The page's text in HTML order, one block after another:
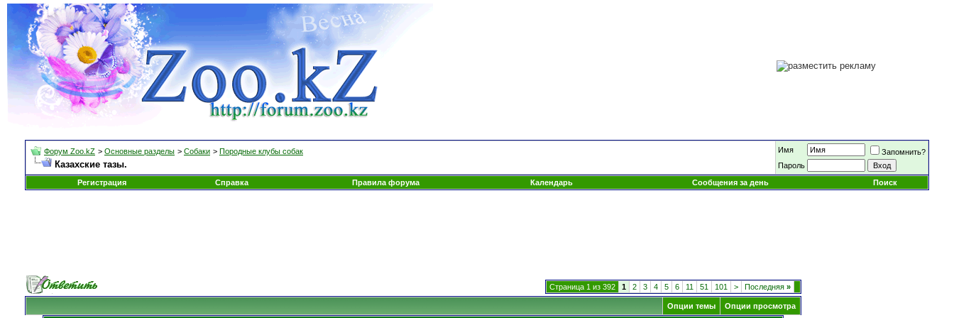
Форум Zoo.kZ > Основные разделы > Собаки > Породные клубы собак
Казахские тазы.
Имя
Запомнить?
Пароль
Регистрация
Справка Правила форума Календарь Сообщения за день Поиск
Страница 1 из 392 1 2 3 4 5 6 11 51 101 > Последняя »
Опции темы Опции просмотра